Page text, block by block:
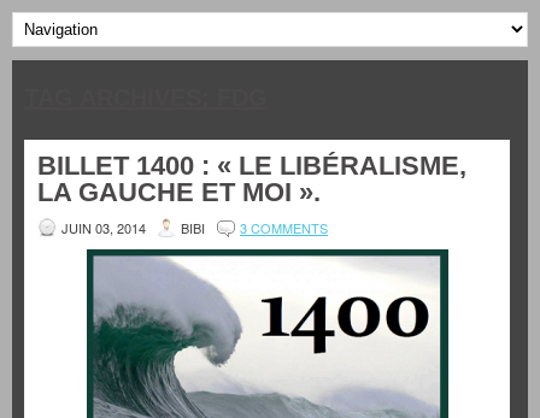
BILLET 1400 : « LE LIBÉRALISME,
LA GAUCHE ET MOI ».
JUIN 03, 2014 BIBI 3 COMMENTS